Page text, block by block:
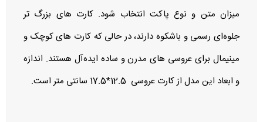
میزان متن و نوع پاکت انتخاب شود. کارت‌ های بزرگ‌ تر
جلوه‌ای رسمی و باشکوه دارند، در حالی که کارت‌ های کوچک و
مینیمال برای عروسی‌ های مدرن و ساده ایده‌آل هستند. اندازه
و ابعاد این مدل از کارت عروسی 12.5*17.5 سانتی متر است.